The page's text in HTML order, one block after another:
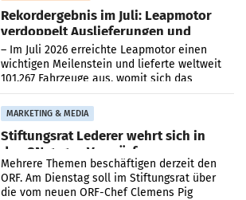
Rekordergebnis im Juli: Leapmotor
verdoppelt Auslieferungen und
überschreitet die 100.000er-Marke
– Im Juli 2026 erreichte Leapmotor einen
wichtigen Meilenstein und lieferte weltweit
101.267 Fahrzeuge aus, womit sich das
Ergebnis gegenüber Juli 2025 mehr als
verdoppelte (+102
MARKETING & MEDIA
Stiftungsrat Lederer wehrt sich in
den SN gegen Vorwürfe
Mehrere Themen beschäftigen derzeit den
ORF. Am Dienstag soll im Stiftungsrat über
die vom neuen ORF-Chef Clemens Pig